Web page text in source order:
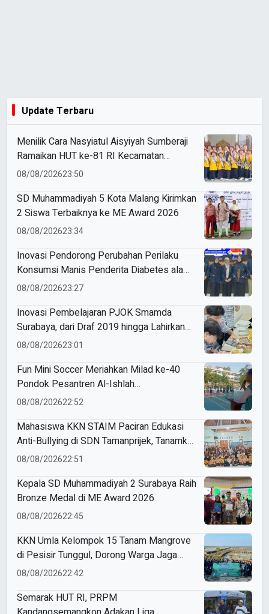
Update Terbaru
Menilik Cara Nasyiatul Aisyiyah Sumberaji
Ramaikan HUT ke-81 RI Kecamatan
Sukodadi
08/08/202623:50
SD Muhammadiyah 5 Kota Malang Kirimkan
2 Siswa Terbaiknya ke ME Award 2026
08/08/202623:34
Inovasi Pendorong Perubahan Perilaku
Konsumsi Manis Penderita Diabetes ala
Mahasiswa Unesa
08/08/202623:27
Inovasi Pembelajaran PJOK Smamda
Surabaya, dari Draf 2019 hingga Lahirkan
Modul Gizi Digital
08/08/202623:01
Fun Mini Soccer Meriahkan Milad ke-40
Pondok Pesantren Al-Ishlah
Sendangagung
08/08/202622:52
Mahasiswa KKN STAIM Paciran Edukasi
Anti-Bullying di SDN Tamanprijek, Tanamkan
Empati Sejak Dini
08/08/202622:51
Kepala SD Muhammadiyah 2 Surabaya Raih
Bronze Medal di ME Award 2026
08/08/202622:45
KKN Umla Kelompok 15 Tanam Mangrove
di Pesisir Tunggul, Dorong Warga Jaga
Lingkungan
08/08/202622:42
Semarak HUT RI, PRPM